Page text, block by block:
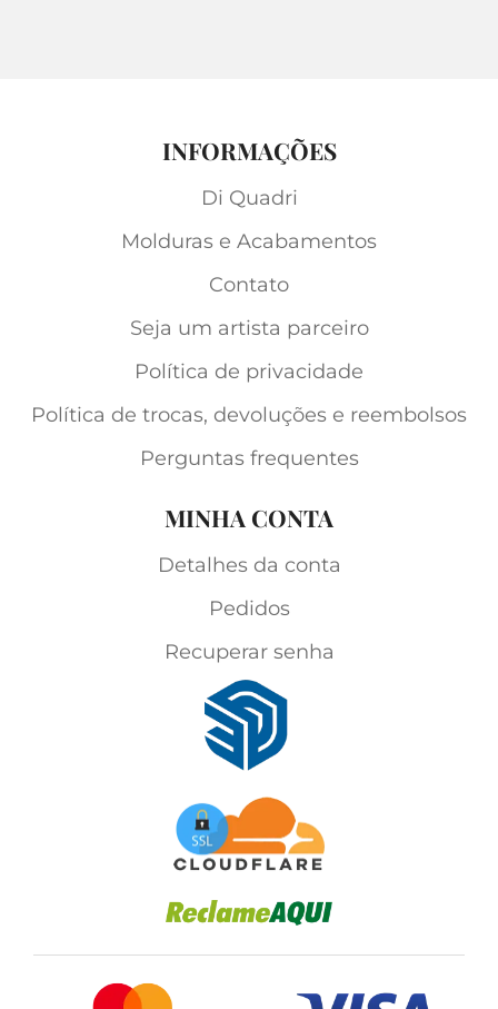
INFORMAÇÕES
Di Quadri
Molduras e Acabamentos
Contato
Seja um artista parceiro
Política de privacidade
Política de trocas, devoluções e reembolsos
Perguntas frequentes
MINHA CONTA
Detalhes da conta
Pedidos
Recuperar senha